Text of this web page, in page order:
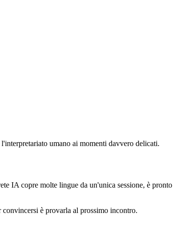
umano ai momenti davvero delicati.
IA copre molte lingue da un'unica sessione, è pronto
è provarla al prossimo incontro.